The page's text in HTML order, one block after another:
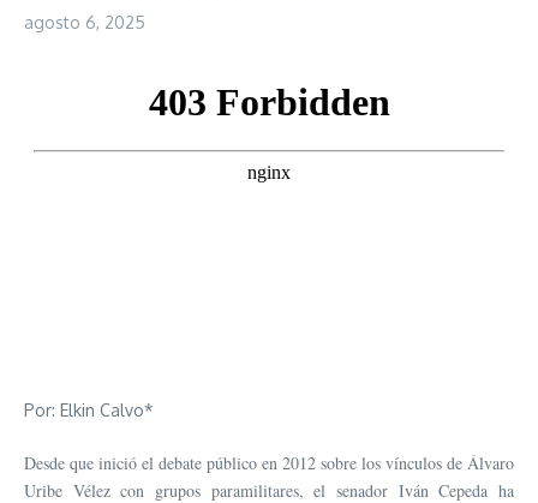
agosto 6, 2025
Por: Elkin Calvo*
Desde que inició el debate público en 2012 sobre los vínculos de Álvaro
Uribe Vélez con grupos paramilitares, el senador Iván Cepeda ha